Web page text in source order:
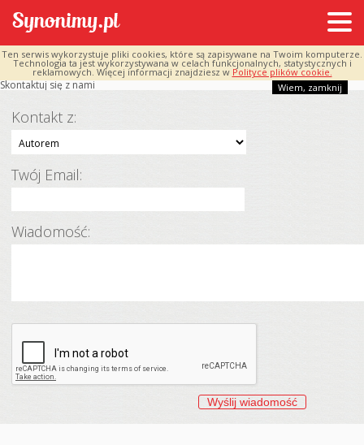
Ten serwis wykorzystuje pliki cookies, które są zapisywane na Twoim komputerze.
Technologia ta jest wykorzystywana w celach funkcjonalnych, statystycznych i
reklamowych. Więcej informacji znajdziesz w Polityce plików cookie.
Wiem, zamknij
Skontaktuj się z nami
Kontakt z:
Twój Email:
Wiadomość: